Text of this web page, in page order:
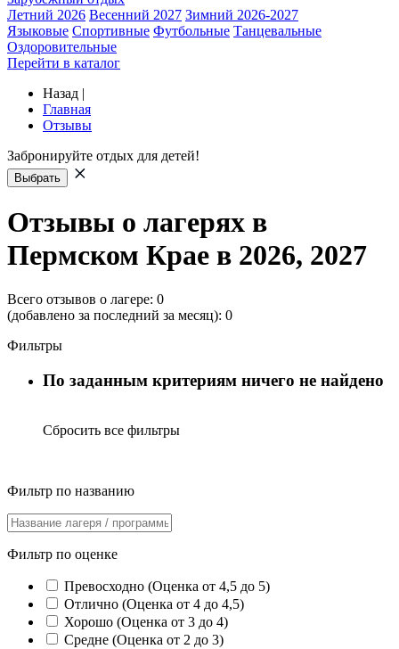
Летний 2026 Весенний 2027 Зимний 2026-2027
Языковые Спортивные Футбольные Танцевальные
Оздоровительные
Перейти в каталог
Назад |
Главная
Отзывы
Забронируйте отдых для детей!
Выбрать
Отзывы о лагерях в
Пермском Крае в 2026, 2027
Всего отзывов о лагере: 0
(добавлено за последний за месяц): 0
Фильтры
По заданным критериям ничего не найдено
Сбросить все фильтры
Фильтр по названию
Фильтр по оценке
Превосходно (Оценка от 4,5 до 5)
Отлично (Оценка от 4 до 4,5)
Хорошо (Оценка от 3 до 4)
Средне (Оценка от 2 до 3)